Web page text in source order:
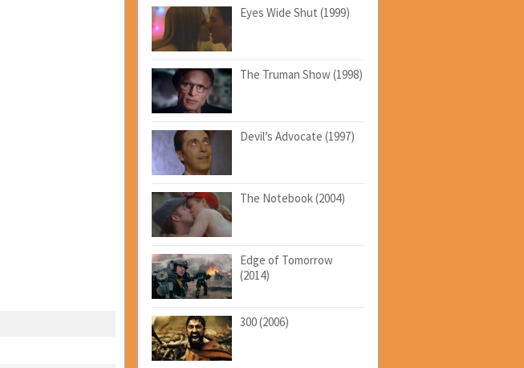
Eyes Wide Shut (1999)
The Truman Show (1998)
Devil’s Advocate (1997)
The Notebook (2004)
Edge of Tomorrow
(2014)
300 (2006)